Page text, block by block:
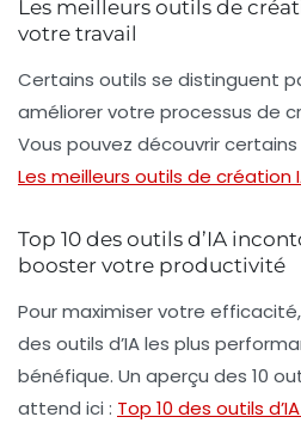
Les meilleurs outils de
votre travail
Certains outils se distinguent
améliorer votre processus de
Vous pouvez découvrir
Les meilleurs outils de création
Top 10 des outils d’IA
booster votre productivité
Pour maximiser votre
des outils d’IA les plus
bénéfique. Un aperçu des 10
attend ici : Top 10 des outils